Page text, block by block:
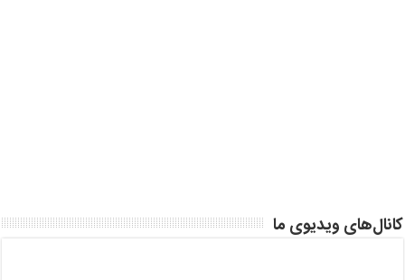
کانال‌های ویدیوی ما